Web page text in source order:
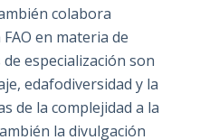
colabora
en materia de
especialización son
edafodiversidad y la
de la complejidad a la
la divulgación